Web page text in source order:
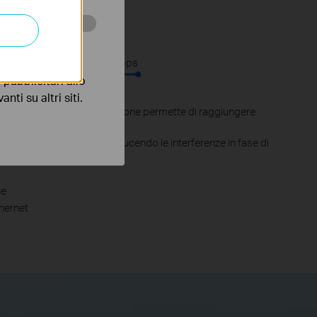
1300Mbps
AV2 di ultima generazione permette di raggiungere
fino a 1300 Mbps, riducendo le interferenze in fase di
di
pubblicitari allo
su altri siti.